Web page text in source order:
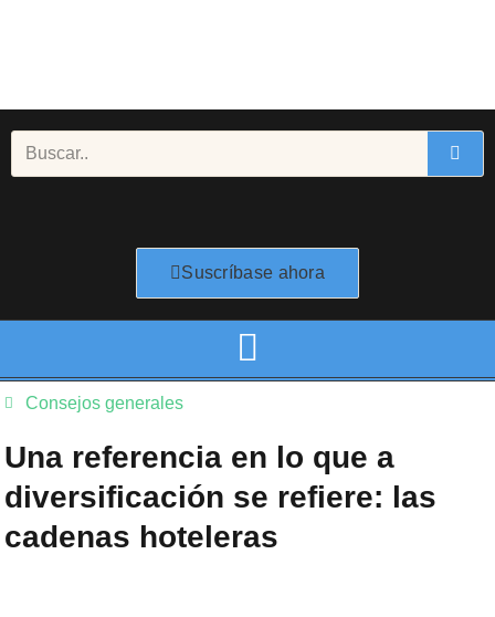
Buscar
Suscríbase ahora
Consejos generales
Una referencia en lo que a
diversificación se refiere: las
cadenas hoteleras